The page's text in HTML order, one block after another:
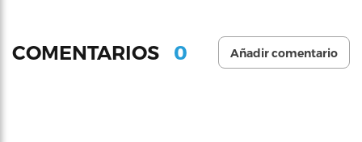
COMENTARIOS 0 Añadir comentario